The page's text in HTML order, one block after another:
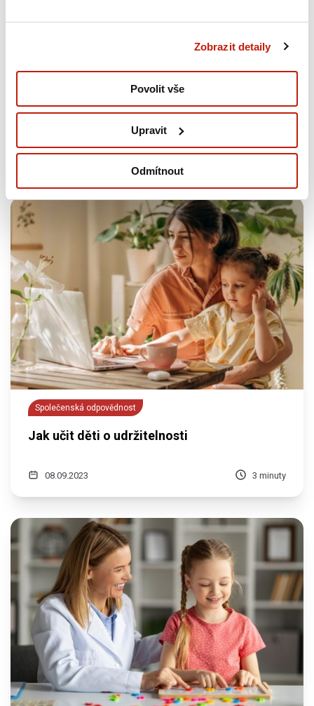
Zobrazit detaily
Povolit vše
Upravit
Odmítnout
Mohlo by se vám také líbit
Společenská odpovědnost
Jak učit děti o udržitelnosti
08.09.2023 3 minuty